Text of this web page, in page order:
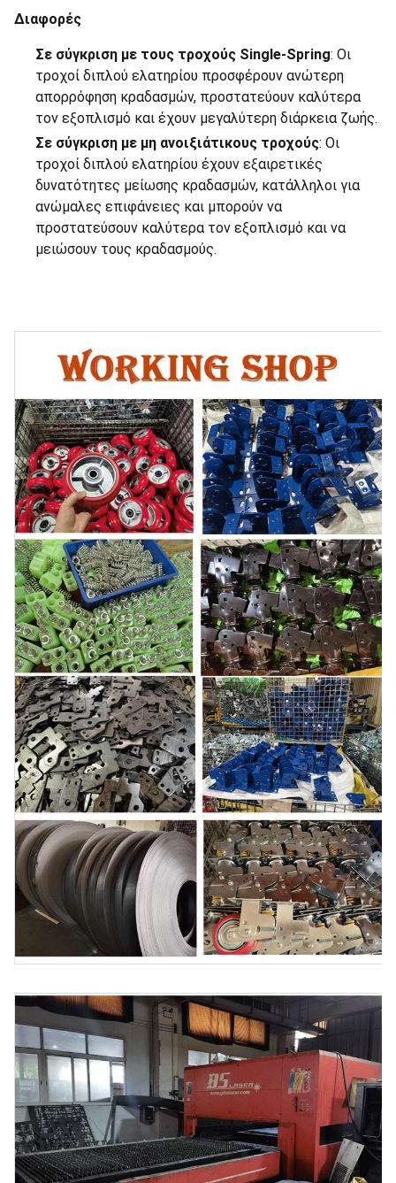
Διαφορές
Σε σύγκριση με τους τροχούς Single-Spring: Οι
τροχοί διπλού ελατηρίου προσφέρουν ανώτερη
απορρόφηση κραδασμών, προστατεύουν καλύτερα
τον εξοπλισμό και έχουν μεγαλύτερη διάρκεια ζωής.
Σε σύγκριση με μη ανοιξιάτικους τροχούς: Οι
τροχοί διπλού ελατηρίου έχουν εξαιρετικές
δυνατότητες μείωσης κραδασμών, κατάλληλοι για
ανώμαλες επιφάνειες και μπορούν να
προστατεύσουν καλύτερα τον εξοπλισμό και να
μειώσουν τους κραδασμούς.